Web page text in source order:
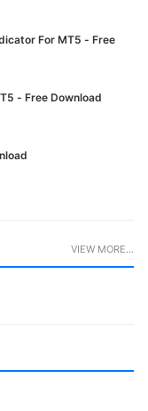
For MT5 - Free
- Free Download
VIEW MORE...